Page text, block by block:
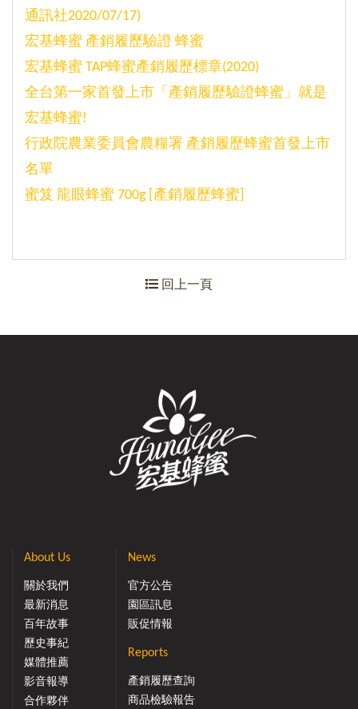
通訊社2020/07/17)
宏基蜂蜜 產銷履歷驗證 蜂蜜
宏基蜂蜜 TAP蜂蜜產銷履歷標章(2020)
全台第一家首發上市「產銷履歷驗證蜂蜜」就是
宏基蜂蜜!
行政院農業委員會農糧署 產銷履歷蜂蜜首發上市
名單
蜜笈 龍眼蜂蜜 700g [產銷履歷蜂蜜]
回上一頁
About Us
關於我們
最新消息
百年故事
歷史事紀
媒體推薦
影音報導
合作夥伴
News
官方公告
園區訊息
販促情報
Reports
產銷履歷查詢
商品檢驗報告